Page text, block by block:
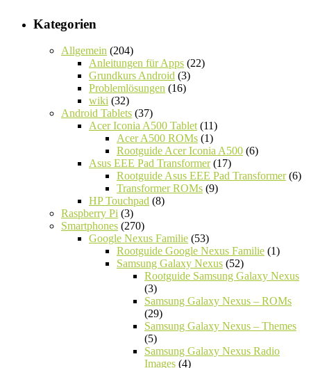
Kategorien
Allgemein (204)
Anleitungen für Apps (22)
Grundkurs Android (3)
Problemlösungen (16)
wiki (32)
Android Tablets (37)
Acer Iconia A500 Tablet (11)
Acer A500 ROMs (1)
Rootguide Acer Iconia A500 (6)
Asus EEE Pad Transformer(17)
Rootguide Asus EEE Pad Transformer(6)
Transformer ROMs (9)
HP Touchpad (8)
Raspberry Pi (3)
Smartphones (270)
Google Nexus Familie (53)
Rootguide Google Nexus Familie (1)
Samsung Galaxy Nexus (52)
Rootguide Samsung Galaxy Nexus
(3)
Samsung Galaxy Nexus – ROMs
(29)
Samsung Galaxy Nexus – Themes
(5)
Samsung Galaxy Nexus Radio
Images (4)